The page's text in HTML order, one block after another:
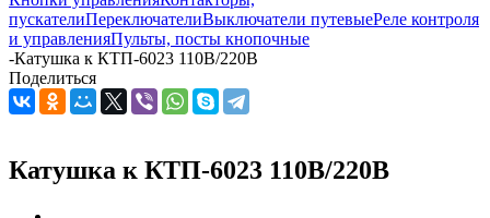
пускателиПереключателиВыключатели путевыеРеле контроля
и управленияПульты, посты кнопочные
-Катушка к КТП-6023 110В/220В
Поделиться
Катушка к КТП-6023 110В/220В